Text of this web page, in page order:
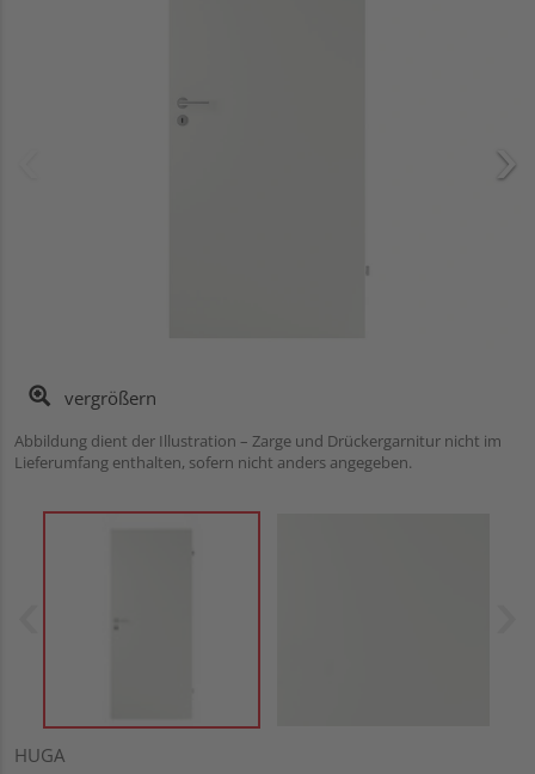
vergrößern
Abbildung dient der Illustration – Zarge und Drückergarnitur nicht im
Lieferumfang enthalten, sofern nicht anders angegeben.
HUGA